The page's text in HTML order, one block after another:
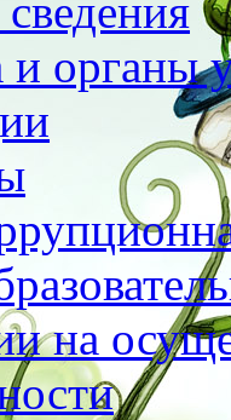
и органы
на